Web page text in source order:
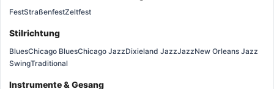
FestStraßenfestZeltfest
Stilrichtung
BluesChicago BluesChicago JazzDixieland JazzJazzNew Orleans Jazz
SwingTraditional
Instrumente & Gesang